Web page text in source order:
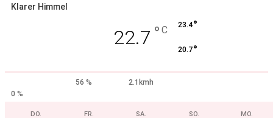
Klarer Himmel
22.7 ° C 23.4°
20.7°
56 %
2.1kmh
0 %
DO. FR. SA. SO. MO.